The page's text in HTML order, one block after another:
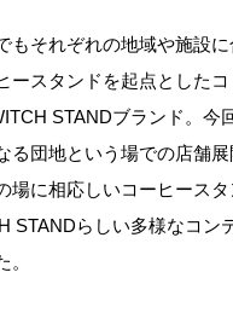
もそれぞれの地域や施設
ースタンドを起点とした
STANDブランド。今
る団地という場での店舗
場に相応しいコーヒースタ
STANDらしい多様なコン
。